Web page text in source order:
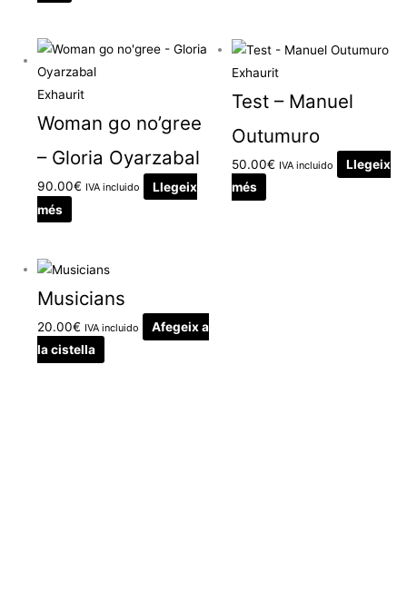
Exhaurit
Woman go no’gree
– Gloria Oyarzabal
90.00€ IVA incluido
Llegeix
més
Exhaurit
Test – Manuel
Outumuro
50.00€ IVA incluido
Llegeix
més
Musicians
20.00€ IVA incluido
Afegeix a
la cistella